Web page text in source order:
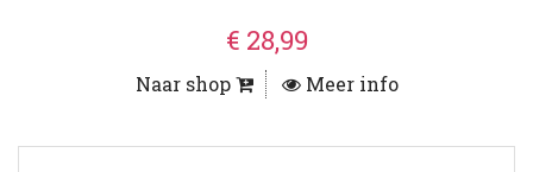
€ 28,99
Naar shop Meer info